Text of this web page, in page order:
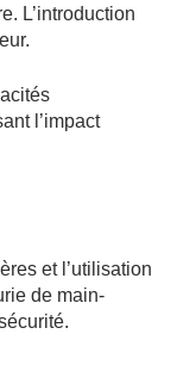
L’introduction
l’impact
et l’utilisation
de main-